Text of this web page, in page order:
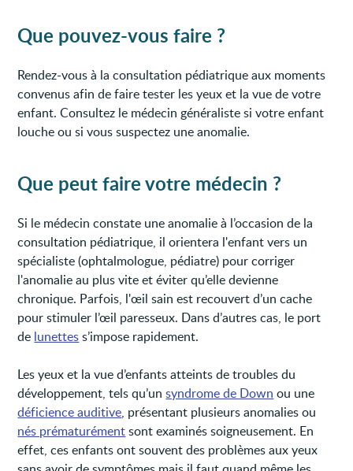
Que pouvez-vous faire ?
Rendez-vous à la consultation pédiatrique aux moments
convenus afin de faire tester les yeux et la vue de votre
enfant. Consultez le médecin généraliste si votre enfant
louche ou si vous suspectez une anomalie.
Que peut faire votre médecin ?
Si le médecin constate une anomalie à l’occasion de la
consultation pédiatrique, il orientera l'enfant vers un
spécialiste (ophtalmologue, pédiatre) pour corriger
l'anomalie au plus vite et éviter qu’elle devienne
chronique. Parfois, l'œil sain est recouvert d’un cache
pour stimuler l’œil paresseux. Dans d’autres cas, le port
de lunettess’impose rapidement.
Les yeux et la vue d’enfants atteints de troubles du
développement, tels qu’unsyndrome de Down ou une
déficience auditive, présentant plusieurs anomalies ou
nés prématurémentsont examinés soigneusement. En
effet, ces enfants ont souvent des problèmes aux yeux